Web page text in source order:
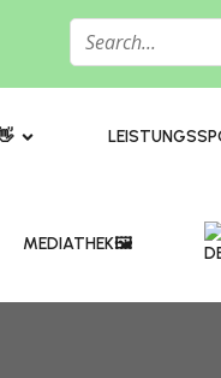
MEDIATHEK🖼️​